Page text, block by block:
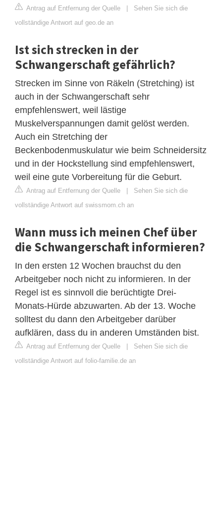
Antrag auf Entfernung der Quelle | Sehen Sie sich die
vollständige Antwort auf geo.de an
Ist sich strecken in der
Schwangerschaft gefährlich?
Strecken im Sinne von Räkeln (Stretching) ist
auch in der Schwangerschaft sehr
empfehlenswert, weil lästige
Muskelverspannungen damit gelöst werden.
Auch ein Stretching der
Beckenbodenmuskulatur wie beim Schneidersitz
und in der Hockstellung sind empfehlenswert,
weil eine gute Vorbereitung für die Geburt.
Antrag auf Entfernung der Quelle | Sehen Sie sich die
vollständige Antwort auf swissmom.ch an
Wann muss ich meinen Chef über
die Schwangerschaft informieren?
In den ersten 12 Wochen brauchst du den
Arbeitgeber noch nicht zu informieren. In der
Regel ist es sinnvoll die berüchtigte Drei-
Monats-Hürde abzuwarten. Ab der 13. Woche
solltest du dann den Arbeitgeber darüber
aufklären, dass du in anderen Umständen bist.
Antrag auf Entfernung der Quelle | Sehen Sie sich die
vollständige Antwort auf folio-familie.de an